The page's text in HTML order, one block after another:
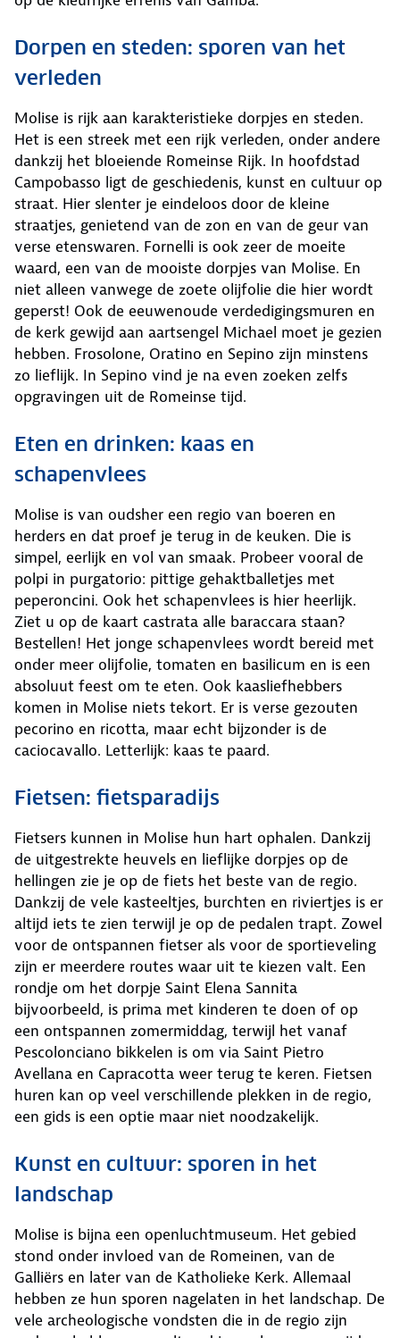
Dorpen en steden: sporen van het
verleden
Molise is rijk aan karakteristieke dorpjes en steden.
Het is een streek met een rijk verleden, onder andere
dankzij het bloeiende Romeinse Rijk. In hoofdstad
Campobasso ligt de geschiedenis, kunst en cultuur op
straat. Hier slenter je eindeloos door de kleine
straatjes, genietend van de zon en van de geur van
verse etenswaren. Fornelli is ook zeer de moeite
waard, een van de mooiste dorpjes van Molise. En
niet alleen vanwege de zoete olijfolie die hier wordt
geperst! Ook de eeuwenoude verdedigingsmuren en
de kerk gewijd aan aartsengel Michael moet je gezien
hebben. Frosolone, Oratino en Sepino zijn minstens
zo lieflijk. In Sepino vind je na even zoeken zelfs
opgravingen uit de Romeinse tijd.
Eten en drinken: kaas en
schapenvlees
Molise is van oudsher een regio van boeren en
herders en dat proef je terug in de keuken. Die is
simpel, eerlijk en vol van smaak. Probeer vooral de
polpi in purgatorio: pittige gehaktballetjes met
peperoncini. Ook het schapenvlees is hier heerlijk.
Ziet u op de kaart castrata alle baraccara staan?
Bestellen! Het jonge schapenvlees wordt bereid met
onder meer olijfolie, tomaten en basilicum en is een
absoluut feest om te eten. Ook kaasliefhebbers
komen in Molise niets tekort. Er is verse gezouten
pecorino en ricotta, maar echt bijzonder is de
caciocavallo. Letterlijk: kaas te paard.
Fietsen: fietsparadijs
Fietsers kunnen in Molise hun hart ophalen. Dankzij
de uitgestrekte heuvels en lieflijke dorpjes op de
hellingen zie je op de fiets het beste van de regio.
Dankzij de vele kasteeltjes, burchten en riviertjes is er
altijd iets te zien terwijl je op de pedalen trapt. Zowel
voor de ontspannen fietser als voor de sportieveling
zijn er meerdere routes waar uit te kiezen valt. Een
rondje om het dorpje Saint Elena Sannita
bijvoorbeeld, is prima met kinderen te doen of op
een ontspannen zomermiddag, terwijl het vanaf
Pescolonciano bikkelen is om via Saint Pietro
Avellana en Capracotta weer terug te keren. Fietsen
huren kan op veel verschillende plekken in de regio,
een gids is een optie maar niet noodzakelijk.
Kunst en cultuur: sporen in het
landschap
Molise is bijna een openluchtmuseum. Het gebied
stond onder invloed van de Romeinen, van de
Galliërs en later van de Katholieke Kerk. Allemaal
hebben ze hun sporen nagelaten in het landschap. De
vele archeologische vondsten die in de regio zijn